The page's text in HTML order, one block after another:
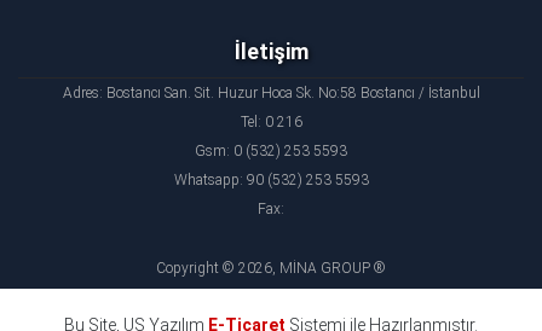
İletişim
Adres: Bostancı San. Sit. Huzur Hoca Sk. No:58 Bostancı / İstanbul
Tel: 0 216
Gsm: 0 (532) 253 5593
Whatsapp: 90 (532) 253 5593
Fax:
Copyright © 2026, MİNA GROUP ®
Bu Site, US Yazılım E-Ticaret Sistemi ile Hazırlanmıştır.